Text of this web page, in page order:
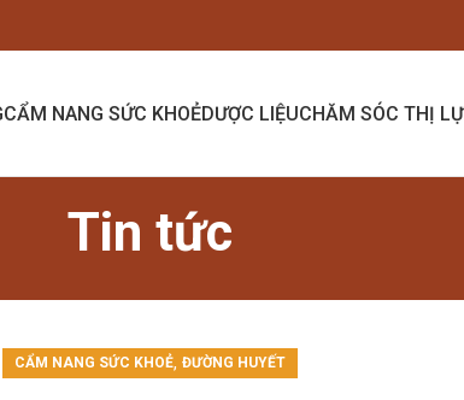
CẨM NANG SỨC KHOẺDƯỢC LIỆUCHĂM SÓC THỊ
Tin tức
CẨM NANG SỨC KHOẺ, ĐƯỜNG HUYẾT